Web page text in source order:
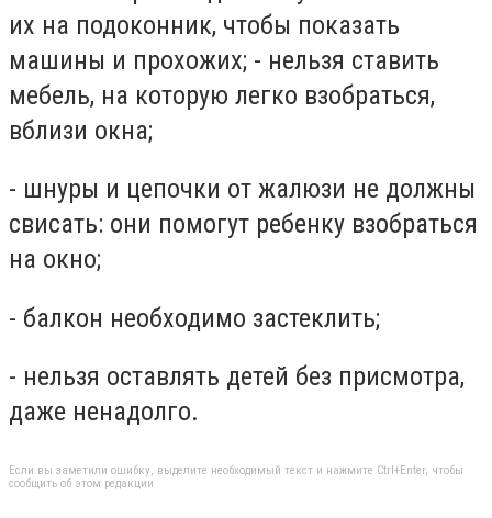
их на подоконник, чтобы показать
машины и прохожих; - нельзя ставить
мебель, на которую легко взобраться,
вблизи окна;
- шнуры и цепочки от жалюзи не должны
свисать: они помогут ребенку взобраться
на окно;
- балкон необходимо застеклить;
- нельзя оставлять детей без присмотра,
даже ненадолго.
Если вы заметили ошибку, выделите необходимый текст и нажмите Ctrl+Enter, чтобы
сообщить об этом редакции